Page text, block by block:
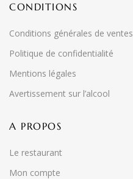
CONDITIONS
Conditions générales de ventes
Politique de confidentialité
Mentions légales
Avertissement sur l’alcool
A PROPOS
Le restaurant
Mon compte